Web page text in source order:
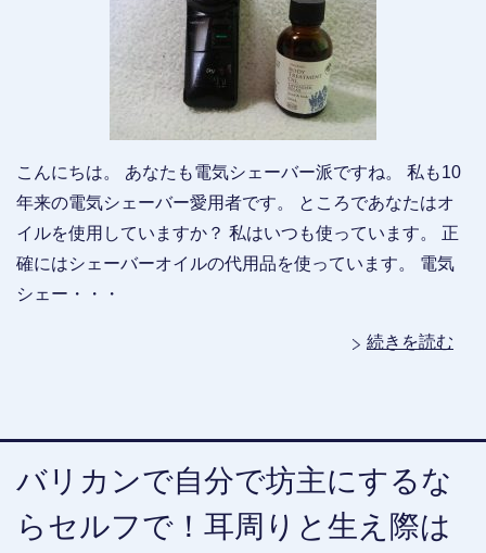
こんにちは。 あなたも電気シェーバー派ですね。 私も10
年来の電気シェーバー愛用者です。 ところであなたはオ
イルを使用していますか？ 私はいつも使っています。 正
確にはシェーバーオイルの代用品を使っています。 電気
シェー・・・
続きを読む
バリカンで自分で坊主にするな
らセルフで！耳周りと生え際は